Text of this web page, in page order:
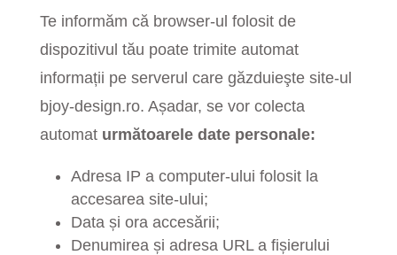
Te informăm că browser-ul folosit de
dispozitivul tău poate trimite automat
informații pe serverul care găzduieşte site-ul
bjoy-design.ro. Așadar, se vor colecta
automat următoarele date personale:
Adresa IP a computer-ului folosit la
accesarea site-ului;
Data și ora accesării;
Denumirea și adresa URL a fișierului